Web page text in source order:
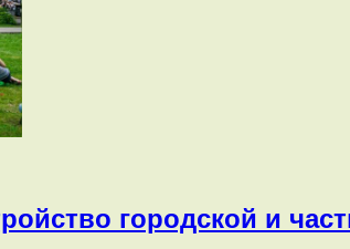
городской и